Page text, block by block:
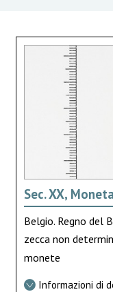
Sec. XX,
Belgio. Regno del
zecca non
monete
Informazioni di